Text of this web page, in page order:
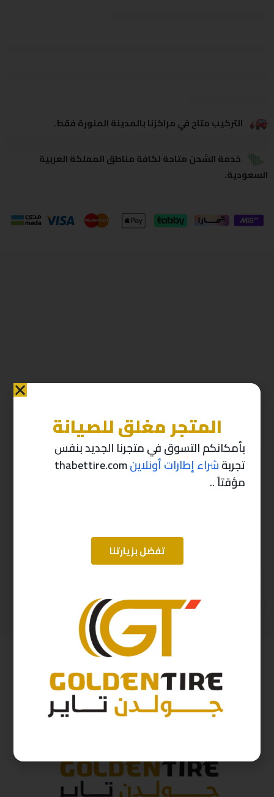
التركيب متاح في مراكزنا بالمدينة المنورة فقط.
خدمة الشحن متاحة لكافة مناطق المملكة العربية
السعودية.
منتجات ذات صله
( شامل الضريبة )
-10%
615ر.س 554
المتجر مغلق للصيانة
بأمكانكم التسوق في متجرنا الجديد بنفس
تجربةشراء إطارات أونلاينthabettire.com
مؤقتاً ..
تفضل بزيارتنا